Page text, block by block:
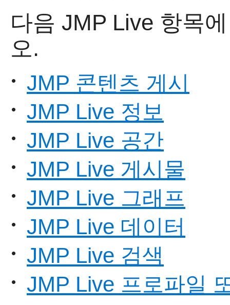
다음 JMP Live 항목
오.
• JMP 콘텐츠 게시
• JMP Live 정보
• JMP Live 공간
• JMP Live 게시물
• JMP Live 그래프
• JMP Live 데이터
• JMP Live 검색
•
JMP Live 프로파일